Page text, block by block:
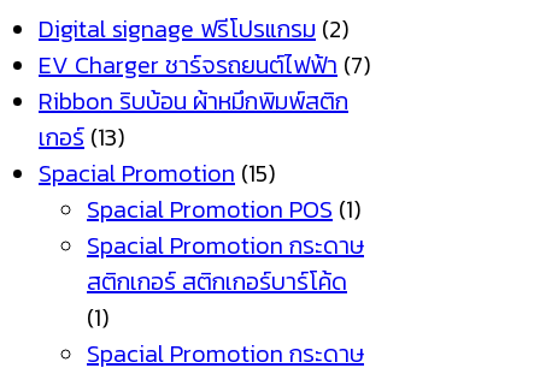
Digital signage ฟรีโปรแกรม (2)
EV Charger ชาร์จรถยนต์ไฟฟ้า (7)
Ribbon ริบบ้อน ผ้าหมึกพิมพ์สติก
เกอร์ (13)
Spacial Promotion (15)
Spacial Promotion POS (1)
Spacial Promotion กระดาษ
สติกเกอร์ สติกเกอร์บาร์โค้ด
(1)
Spacial Promotion กระดาษ